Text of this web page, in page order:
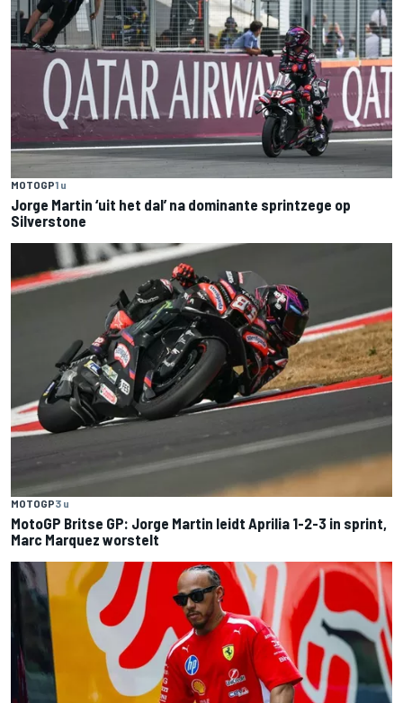
MOTOGP1 u
Jorge Martin ‘uit het dal’ na dominante sprintzege op
Silverstone
MOTOGP3 u
MotoGP Britse GP: Jorge Martin leidt Aprilia 1-2-3 in sprint,
Marc Marquez worstelt